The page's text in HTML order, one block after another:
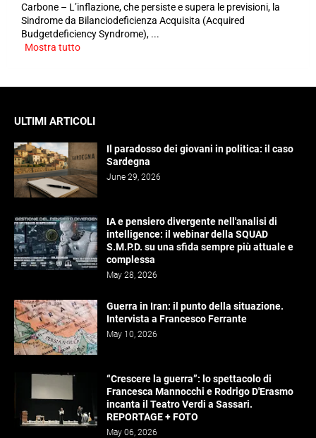
Carbone – L’inflazione, che persiste e supera le previsioni, la
Sindrome da Bilanciodeficienza Acquisita (Acquired
Budgetdeficiency Syndrome), ...
Mostra tutto
ULTIMI ARTICOLI
Il paradosso dei giovani in politica: il caso
Sardegna
June 29, 2026
IA e pensiero divergente nell'analisi di
intelligence: il webinar della SQUAD
S.M.P.D. su una sfida sempre più attuale e
complessa
May 28, 2026
Guerra in Iran: il punto della situazione.
Intervista a Francesco Ferrante
May 10, 2026
“Crescere la guerra”: lo spettacolo di
Francesca Mannocchi e Rodrigo D'Erasmo
incanta il Teatro Verdi a Sassari.
REPORTAGE + FOTO
May 06, 2026